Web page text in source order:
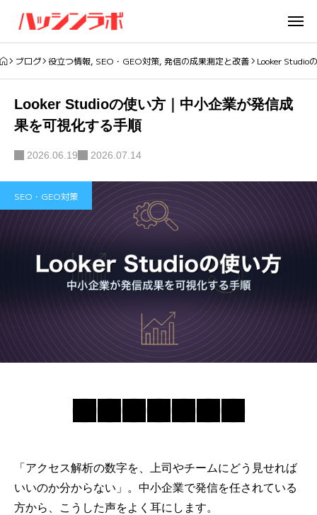
ブログ 役立つ情報, SEO・GEO対策,発信の成果測定と改善 Looker Studio
Looker Studioの使い方｜中小企業が発信成
果を可視化する手順
2026.06.19 2026.07.14
SEO・GEO対策
「アクセス解析の数字を、上司やチームにどう見せれば
いいのか分からない」。中小企業で発信を任されている
方から、こうした声をよく耳にします。